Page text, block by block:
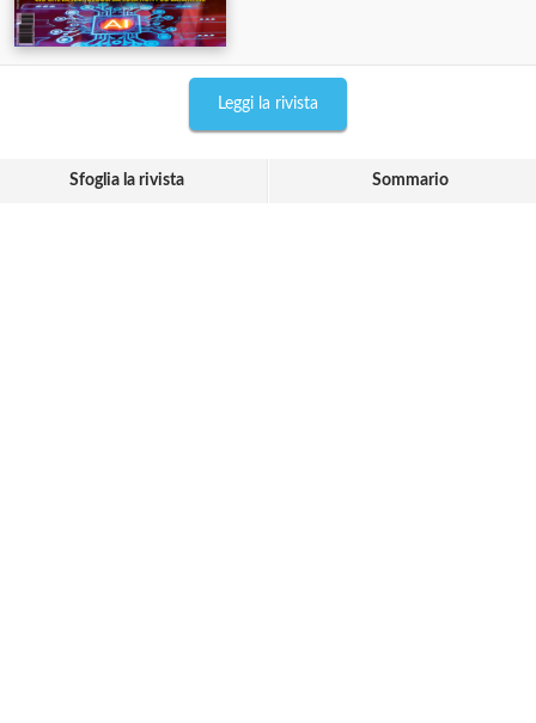
Leggi la rivista
Sfoglia la rivista Sommario